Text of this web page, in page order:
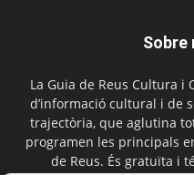
Sobre
La Guia de Reus Cultura i
d’informació cultural i de
trajectòria, que aglutina
programen les principals
de Reus. És gratuïta i